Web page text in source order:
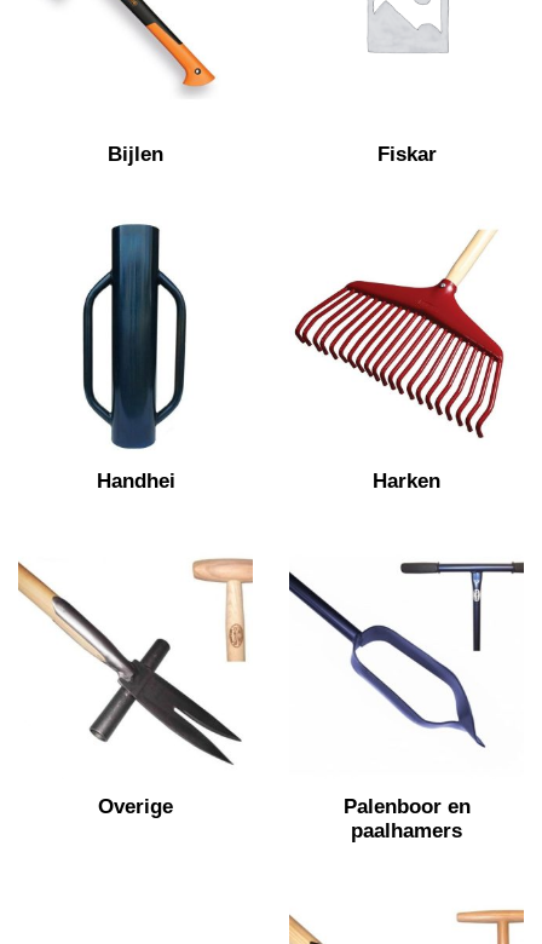
Bijlen Fiskar
Handhei Harken
Overige
Palenboor en
paalhamers